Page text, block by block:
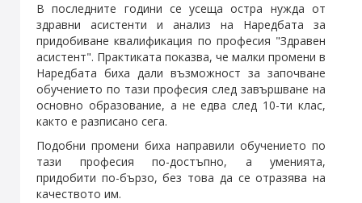
В последните години се усеща остра нужда от
здравни асистенти и анализ на Наредбата за
придобиване квалификация по професия "Здравен
асистент". Практиката показва, че малки промени в
Наредбата биха дали възможност за започване
обучението по тази професия след завършване на
основно образование, а не едва след 10-ти клас,
както е разписано сега.
Подобни промени биха направили обучението по
тази професия по-достъпно, а уменията,
придобити по-бързо, без това да се отразява на
качеството им.